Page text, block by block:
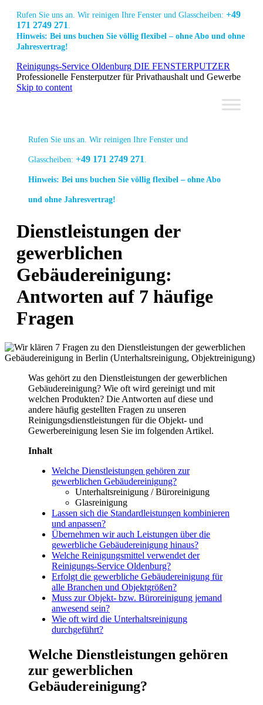
Rufen Sie uns an. Wir reinigen Ihre Fenster und Glasscheiben: +49
171 2749 271 .
Hinweis: Bei uns buchen Sie völlig flexibel – ohne Abo und ohne
Jahresvertrag!
Link
zur
Facebook
Link
zur
Linkedin
Link
zur
Instagram
Reinigungs-Service Oldenburg DIE FENSTERPUTZER
Professionelle Fensterputzer für Privathaushalt und Gewerbe
Skip to content
Rufen Sie uns an. Wir reinigen Ihre Fenster und
Glasscheiben: +49 171 2749 271 .
Hinweis: Bei uns buchen Sie völlig flexibel – ohne Abo
und ohne Jahresvertrag!
Link
zur
Facebook
Seite
Link
zur
Linkedin
Seite
Link
zur
Instagram
Seite
Dienstleistungen der
gewerblichen
Gebäudereinigung:
Antworten auf 7 häufige
Fragen
Was gehört zu den Dienstleistungen der gewerblichen
Gebäudereinigung? Wie oft wird gereinigt und mit
welchen Produkten? Die Antworten auf diese und
andere häufig gestellten Fragen zu unseren
Reinigungsdienstleistungen für die Objekt- und
Gewerbereinigung lesen Sie im folgenden Artikel.
Inhalt
Welche Dienstleistungen gehören zur
gewerblichen Gebäudereinigung?
Unterhaltsreinigung / Büroreinigung
Glasreinigung
Lassen sich die Standardleistungen kombinieren
und anpassen?
Übernehmen wir auch Leistungen über die
gewerbliche Gebäudereinigung hinaus?
Welche Reinigungsmittel verwendet der
Reinigungs-Service Oldenburg?
Erfolgt die gewerbliche Gebäudereinigung für
alle Branchen und Objektgrößen?
Muss zur Objekt- bzw. Büroreinigung jemand
anwesend sein?
Wie oft wird die Unterhaltsreinigung
durchgeführt?
Welche Dienstleistungen gehören
zur gewerblichen
Gebäudereinigung?